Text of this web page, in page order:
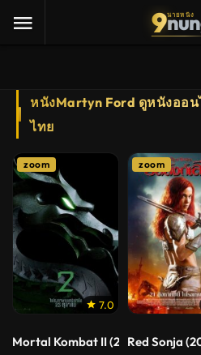
9นายหนัง
หนังMartyn Ford ดูหนังออ
ไทย
7.0
zoom
Mortal Kombat II (2026) มอร์ทัล
zoom
Red Sonja